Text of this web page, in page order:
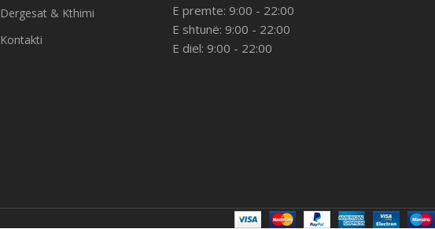
Dergesat & Kthimi
Kontakti
E premte: 9:00 - 22:00
E shtunë: 9:00 - 22:00
E diel: 9:00 - 22:00